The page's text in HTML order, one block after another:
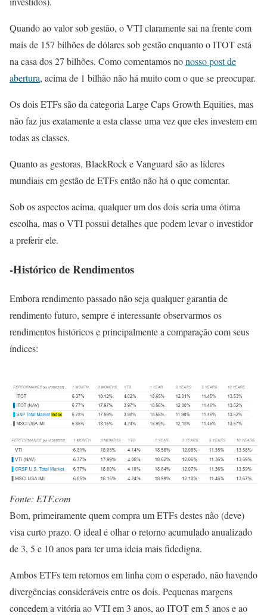
Quando ao valor sob gestão, o VTI claramente sai na frente com
mais de 157 bilhões de dólares sob gestão enquanto o ITOT está
na casa dos 27 bilhões. Como comentamos nonosso post de
abertura, acima de 1 bilhão não há muito com o que se preocupar.
Os dois ETFs são da categoria Large Caps Growth Equities, mas
não faz jus exatamente a esta classe uma vez que eles investem em
todas as classes.
Quanto as gestoras, BlackRock e Vanguard são as líderes
mundiais em gestão de ETFs então não há o que comentar.
Sob os aspectos acima, qualquer um dos dois seria uma ótima
escolha, mas o VTI possui detalhes que podem levar o investidor
a preferir ele.
-Histórico de Rendimentos
Embora rendimento passado não seja qualquer garantia de
rendimento futuro, sempre é interessante observarmos os
rendimentos históricos e principalmente a comparação com seus
índices:
Fonte: ETF.com
Bom, primeiramente quem compra um ETFs destes não (deve)
visa curto prazo. O ideal é olhar o retorno acumulado anualizado
de 3, 5 e 10 anos para ter uma ideia mais fidedigna.
Ambos ETFs tem retornos em linha com o esperado, não havendo
divergências consideráveis entre os dois. Pequenas margens
concedem a vitória ao VTI em 3 anos, ao ITOT em 5 anos e ao